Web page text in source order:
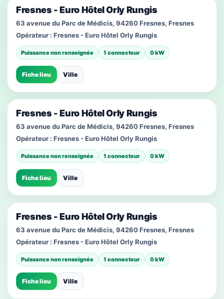
Fresnes - Euro Hôtel Orly Rungis
63 avenue du Parc de Médicis, 94260 Fresnes, Fresnes
Opérateur : Fresnes - Euro Hôtel Orly Rungis
Puissance non renseignée 1 connecteur 0 kW
Fiche lieu Ville
Fresnes - Euro Hôtel Orly Rungis
63 avenue du Parc de Médicis, 94260 Fresnes, Fresnes
Opérateur : Fresnes - Euro Hôtel Orly Rungis
Puissance non renseignée 1 connecteur 0 kW
Fiche lieu Ville
Fresnes - Euro Hôtel Orly Rungis
63 avenue du Parc de Médicis, 94260 Fresnes, Fresnes
Opérateur : Fresnes - Euro Hôtel Orly Rungis
Puissance non renseignée 1 connecteur 0 kW
Fiche lieu Ville